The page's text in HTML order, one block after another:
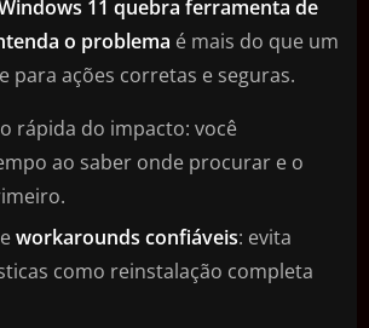
11 quebra ferramenta de
o problema é mais do que um
para ações corretas e seguras.
rápida do impacto: você
ao saber onde procurar e o
workarounds confiáveis: evita
como reinstalação completa